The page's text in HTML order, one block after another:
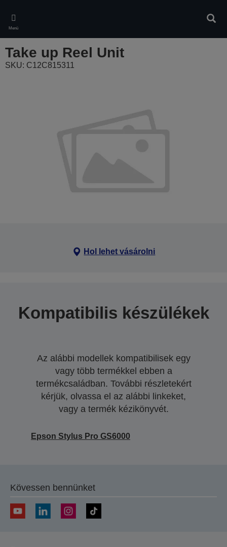
main
content
Menü
Take up Reel Unit
SKU: C12C815311
Hol lehet vásárolni
Kompatibilis készülékek
Az alábbi modellek kompatibilisek egy
vagy több termékkel ebben a
termékcsaládban. További részletekért
kérjük, olvassa el az alábbi linkeket,
vagy a termék kézikönyvét.
Epson Stylus Pro GS6000
Kövessen bennünket